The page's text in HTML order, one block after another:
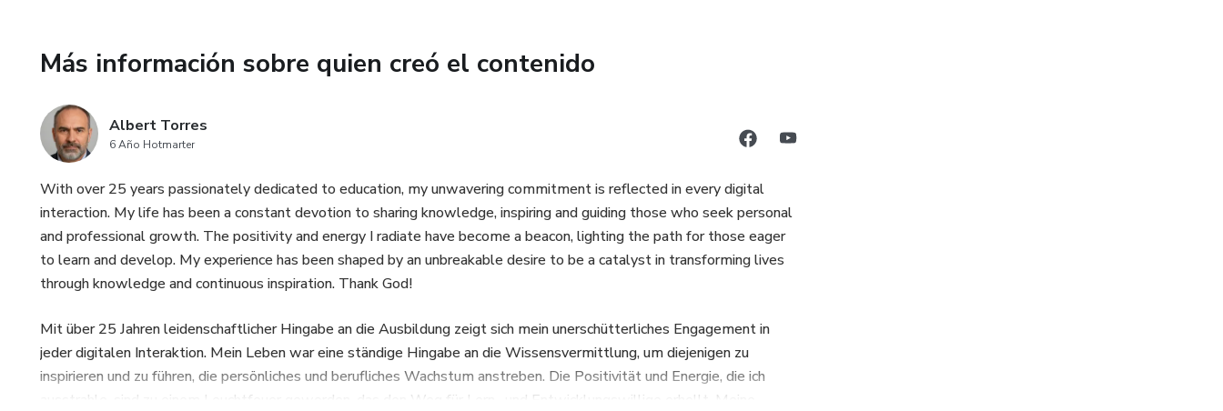
Más información sobre quien creó el contenido
Albert Torres
6 Año Hotmarter
With over 25 years passionately dedicated to education, my unwavering commitment is reflected in every digital
interaction. My life has been a constant devotion to sharing knowledge, inspiring and guiding those who seek personal
and professional growth. The positivity and energy I radiate have become a beacon, lighting the path for those eager
to learn and develop. My experience has been shaped by an unbreakable desire to be a catalyst in transforming lives
through knowledge and continuous inspiration. Thank God!
Mit über 25 Jahren leidenschaftlicher Hingabe an die Ausbildung zeigt sich mein unerschütterliches Engagement in
jeder digitalen Interaktion. Mein Leben war eine ständige Hingabe an die Wissensvermittlung, um diejenigen zu
inspirieren und zu führen, die persönliches und berufliches Wachstum anstreben. Die Positivität und Energie, die ich
ausstrahle, sind zu einem Leuchtfeuer geworden, das den Weg für Lern- und Entwicklungswillige erhellt. Meine